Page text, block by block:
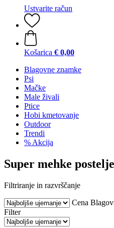
Ustvarite račun
Košarica € 0,00
Blagovne znamke
Psi
Mačke
Male živali
Ptice
Hobi kmetovanje
Outdoor
Trendi
% Akcija
Super mehke
Filtriranje in razvrščanje
Cena
Filter